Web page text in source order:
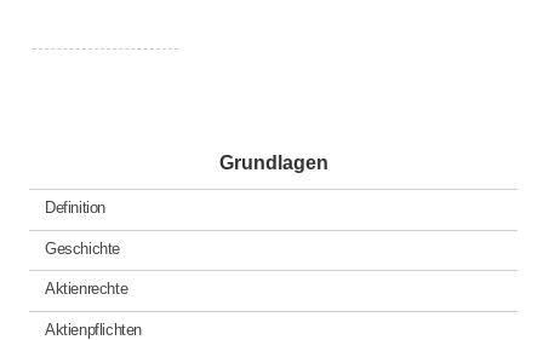
Grundlagen
Definition
Geschichte
Aktienrechte
Aktienpflichten